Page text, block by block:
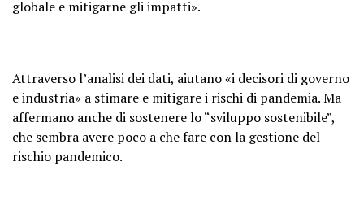
globale e mitigarne gli impatti».
Attraverso l’analisi dei dati, aiutano «i decisori di governo
e industria» a stimare e mitigare i rischi di pandemia. Ma
affermano anche di sostenere lo “sviluppo sostenibile”,
che sembra avere poco a che fare con la gestione del
rischio pandemico.